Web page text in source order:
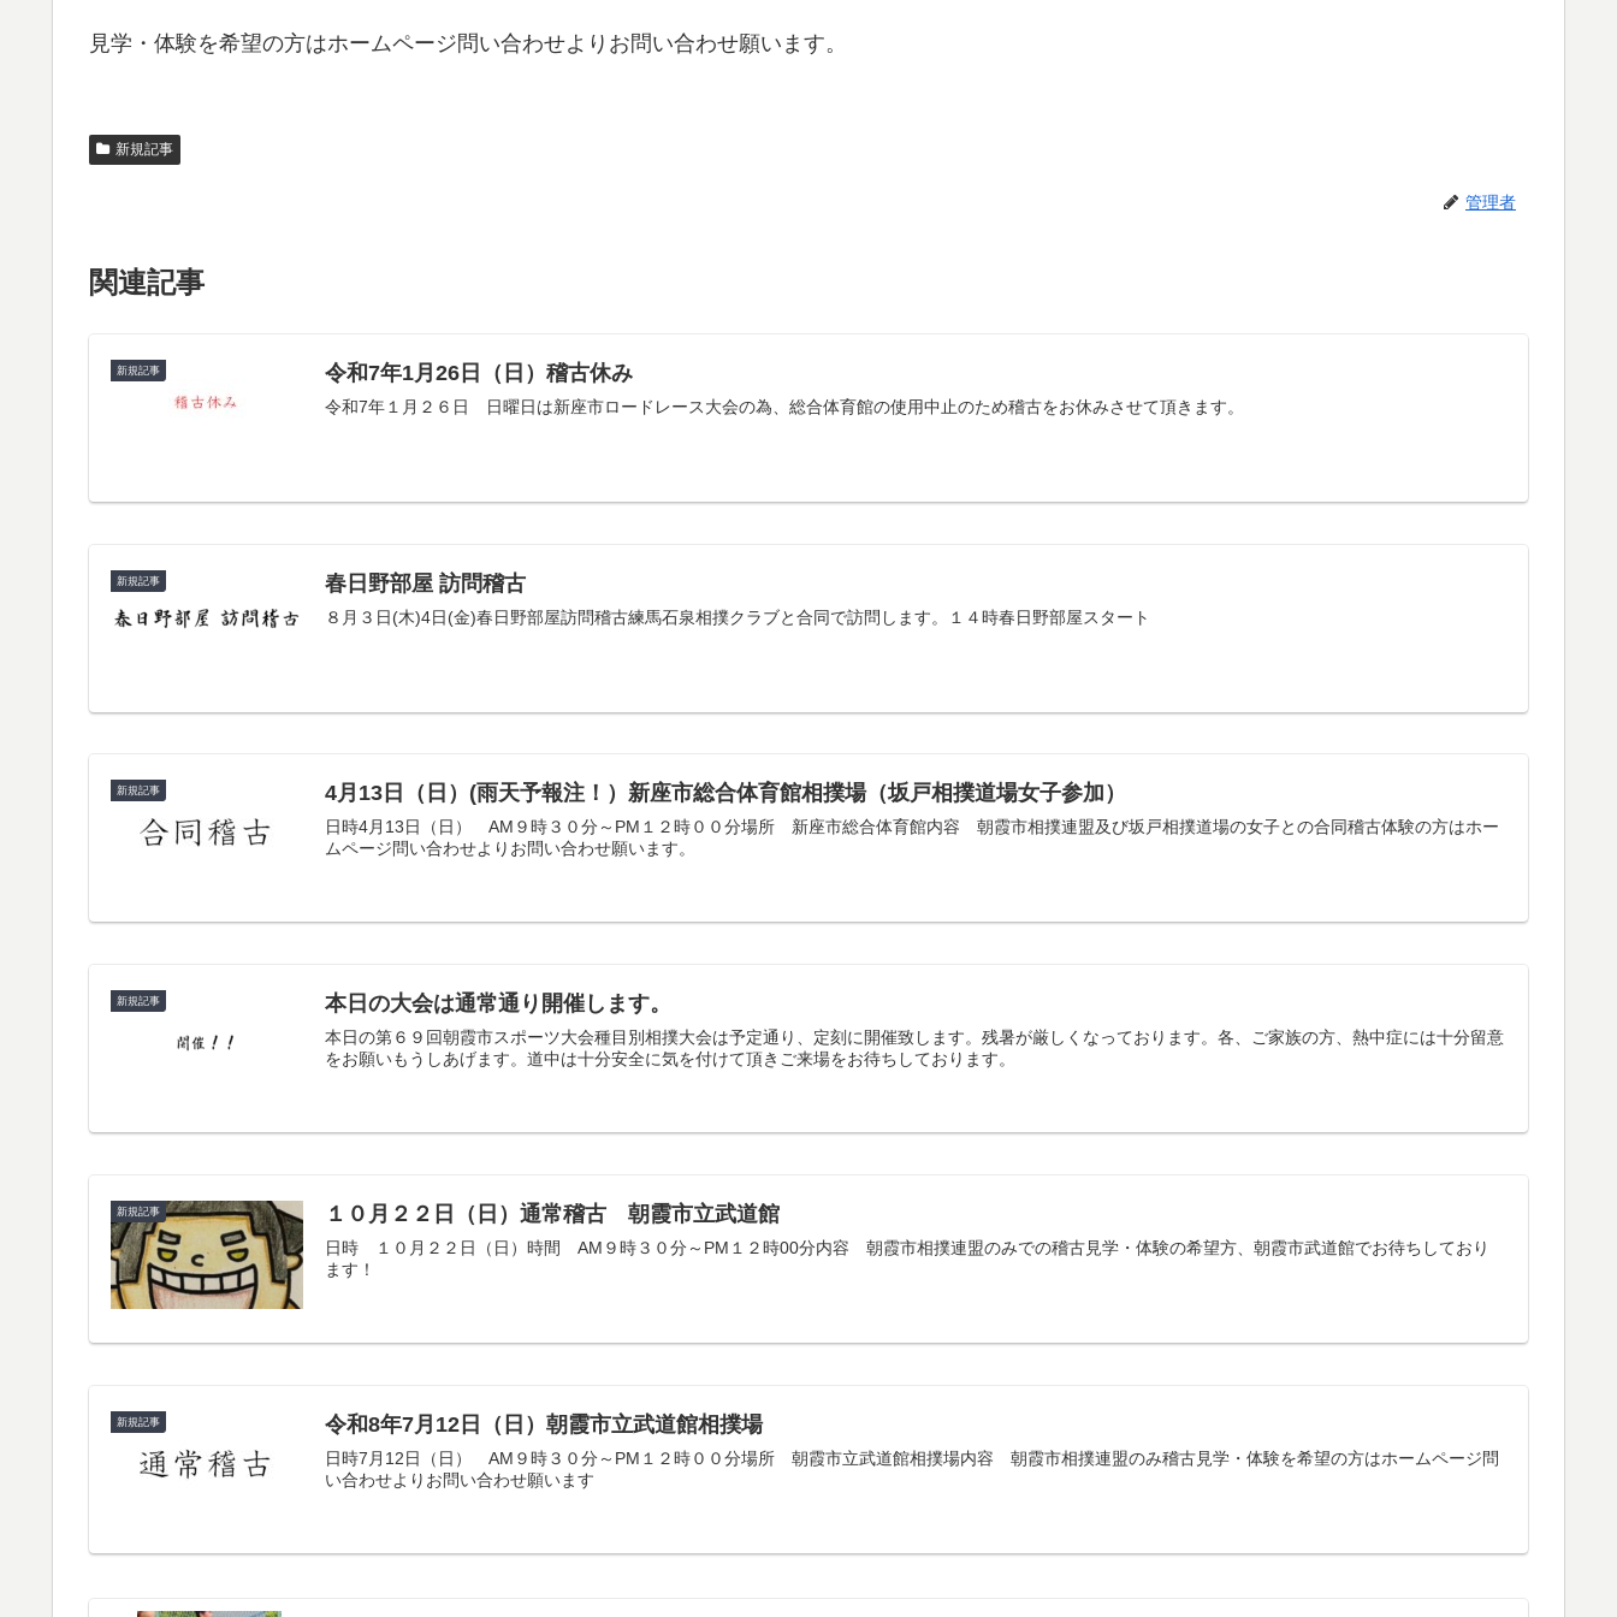
見学・体験を希望の方はホームページ問い合わせよりお問い合わせ願います。
新規記事
管理者
関連記事
新規記事 令和7年1月26日（日）稽古休み
令和7年１月２６日 日曜日は新座市ロードレース大会の為、総合体育館の使用中止のため稽古をお休みさせて頂きます。
新規記事 春日野部屋 訪問稽古
８月３日(木)4日(金)春日野部屋訪問稽古練馬石泉相撲クラブと合同で訪問します。１４時春日野部屋スタート
新規記事 4月13日（日）(雨天予報注！）新座市総合体育館相撲場（坂戸相撲道場女子参加）
日時4月13日（日） AM９時３０分～PM１２時００分場所 新座市総合体育館内容 朝霞市相撲連盟及び坂戸相撲道場の女子との合同稽古体験の方はホー
ムページ問い合わせよりお問い合わせ願います。
新規記事 本日の大会は通常通り開催します。
本日の第６９回朝霞市スポーツ大会種目別相撲大会は予定通り、定刻に開催致します。残暑が厳しくなっております。各、ご家族の方、熱中症には十分留意
をお願いもうしあげます。道中は十分安全に気を付けて頂きご来場をお待ちしております。
新規記事 １０月２２日（日）通常稽古 朝霞市立武道館
日時 １０月２２日（日）時間 AM９時３０分～PM１２時00分内容 朝霞市相撲連盟のみでの稽古見学・体験の希望方、朝霞市武道館でお待ちしており
ます！
新規記事 令和8年7月12日（日）朝霞市立武道館相撲場
日時7月12日（日） AM９時３０分～PM１２時００分場所 朝霞市立武道館相撲場内容 朝霞市相撲連盟のみ稽古見学・体験を希望の方はホームページ問
い合わせよりお問い合わせ願います